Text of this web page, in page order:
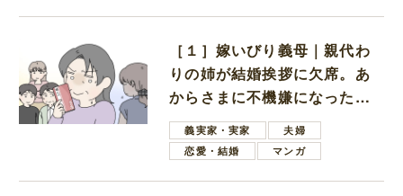
［１］嫁いびり義母｜親代わ
りの姉が結婚挨拶に欠席。あ
からさまに不機嫌になった義
母義実家・実家
夫婦
恋愛・結婚
マンガ